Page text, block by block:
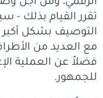
الرقمي، ومن أجل
تقرر القيام بذلك
التوصيف بشكل أكبر
مع العديد من
فضلاً عن العملية
للجمهور.